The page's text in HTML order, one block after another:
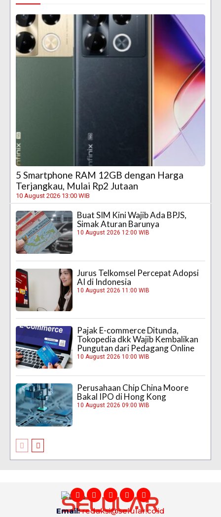
5 Smartphone RAM 12GB dengan Harga
Terjangkau, Mulai Rp2 Jutaan
10 August 2026 13:00 WIB
Buat SIM Kini Wajib Ada BPJS,
Simak Aturan Barunya
10 August 2026 12:00 WIB
Jurus Telkomsel Percepat Adopsi
AI di Indonesia
10 August 2026 11:00 WIB
Pajak E-commerce Ditunda,
Tokopedia dkk Wajib Kembalikan
Pungutan dari Pedagang Online
10 August 2026 10:00 WIB
Perusahaan Chip China Moore
Bakal IPO di Hong Kong
10 August 2026 09:00 WIB
Email:redaksi@selular.co.id